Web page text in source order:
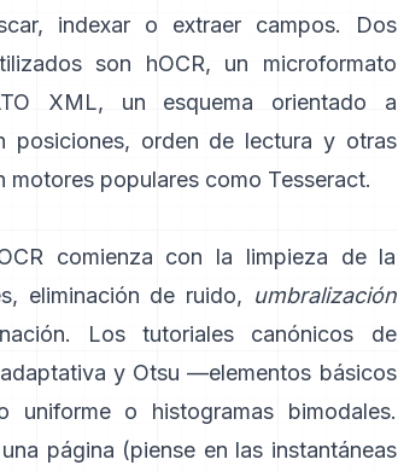
indexar o extraer campos. Dos
son
hOCR, un microformato
XML, un esquema orientado a
posiciones, orden de lectura y otras
motores populares como Tesseract.
comienza con la limpieza de la
eliminación de ruido, umbralización
Los tutoriales canónicos de
adaptativa y Otsu —elementos básicos
uniforme o histogramas bimodales.
página (piense en las instantáneas